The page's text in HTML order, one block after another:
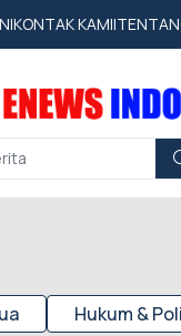
|KONTAK KAMI|
Hukum &